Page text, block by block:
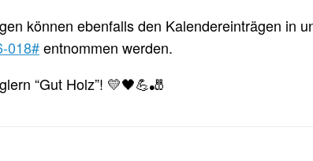
können ebenfalls den Kalendereinträgen in
018#entnommen werden.
“Gut Holz”! 💛🖤💪🎳